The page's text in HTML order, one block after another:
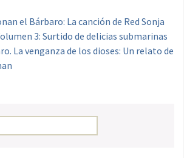
el Bárbaro: La canción de Red Sonja
3: Surtido de delicias submarinas
La venganza de los dioses: Un relato de